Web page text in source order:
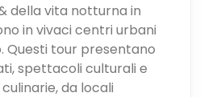
della vita notturna in
in vivaci centri urbani
Questi tour presentano
spettacoli culturali e
da locali